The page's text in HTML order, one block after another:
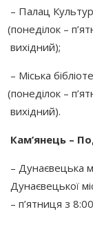
– Палац
(понеділок–
вихідний);
– Міська
(понеділок–
вихідний).
Кам’янець –
– Дунаєвецька
Дунаєвецької
– п’ятниця з